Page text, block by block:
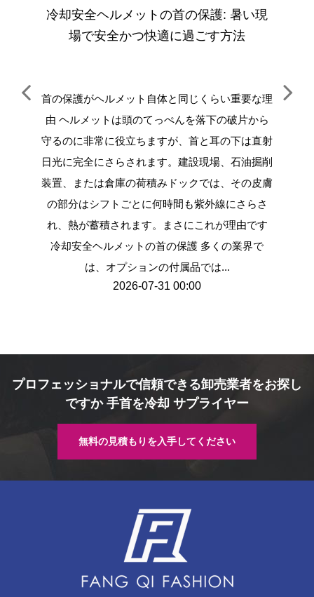
冷却安全ヘルメットの首の保護: 暑い現
場で安全かつ快適に過ごす方法
首の保護がヘルメット自体と同じくらい重要な理
由 ヘルメットは頭のてっぺんを落下の破片から
守るのに非常に役立ちますが、首と耳の下は直射
日光に完全にさらされます。建設現場、石油掘削
装置、または倉庫の荷積みドックでは、その皮膚
の部分はシフトごとに何時間も紫外線にさらさ
れ、熱が蓄積されます。まさにこれが理由です
冷却安全ヘルメットの首の保護 多くの業界で
は、オプションの付属品では...
2026-07-31 00:00
優れ
プロフェッショナルで信頼できる卸売業者をお探し
ですか 手首を冷却 サプライヤー
無料の見積もりを入手してください